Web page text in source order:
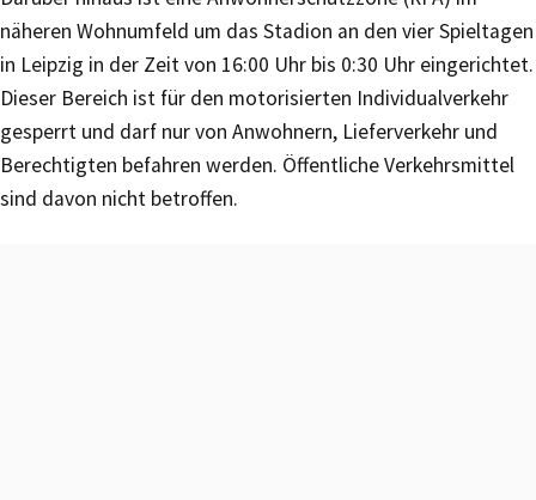
näheren Wohnumfeld um das Stadion an den vier Spieltagen
in Leipzig in der Zeit von 16:00 Uhr bis 0:30 Uhr eingerichtet.
Dieser Bereich ist für den motorisierten Individualverkehr
gesperrt und darf nur von Anwohnern, Lieferverkehr und
Berechtigten befahren werden. Öffentliche Verkehrsmittel
sind davon nicht betroffen.